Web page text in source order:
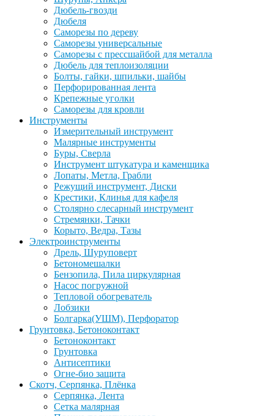
Дюбель-гвозди
Дюбеля
Саморезы по дереву
Саморезы универсальные
Саморезы с прессшайбой для металла
Дюбель для теплоизоляции
Болты, гайки, шпильки, шайбы
Перфорированная лента
Крепежные уголки
Саморезы для кровли
Инструменты
Измерительный инструмент
Малярные инструменты
Буры, Сверла
Инструмент штукатура и каменщика
Лопаты, Метла, Грабли
Режущий инструмент, Диски
Крестики, Клинья для кафеля
Столярно слесарный инструмент
Стремянки, Тачки
Корыто, Ведра, Тазы
Электроинструменты
Дрель, Шуруповерт
Бетономешалки
Бензопила, Пила циркулярная
Насос погружной
Тепловой обогреватель
Лобзики
Болгарка(УШМ), Перфоратор
Грунтовка, Бетоноконтакт
Бетоноконтакт
Грунтовка
Антисептики
Огне-био защита
Скотч, Серпянка, Плёнка
Серпянка, Лента
Сетка малярная